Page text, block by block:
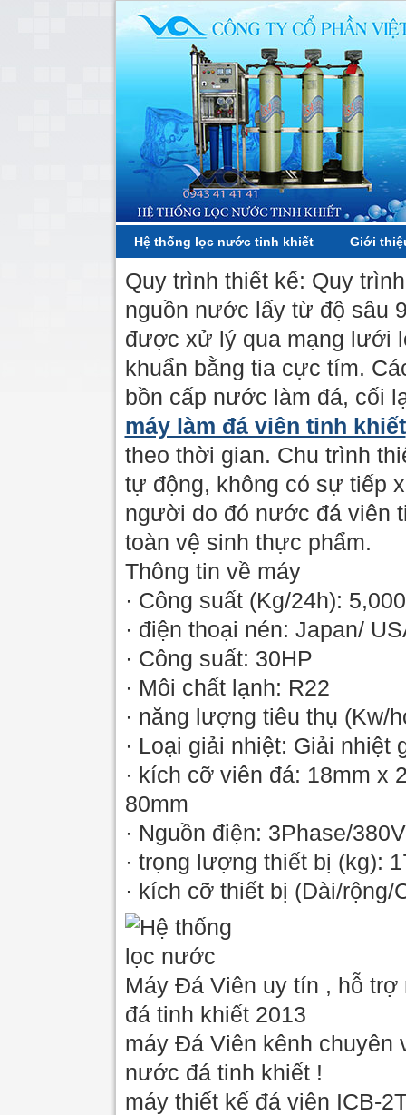
Hệ thống lọc nước tinh khiết Giới
Quy trình thiết kế: Quy
nguồn nước lấy từ độ sâu
được xử lý qua mạng lưới
khuẩn bằng tia cực tím.
bồn cấp nước làm đá, cối
máy làm đá viên tinh khiết
theo thời gian. Chu trình
tự động, không có sự tiếp
người do đó nước đá viên
toàn vệ sinh thực phẩm.
Thông tin về máy
· Công suất (Kg/24h): 5,000
· điện thoại nén: Japan/
· Công suất: 30HP
· Môi chất lạnh: R22
· năng lượng tiêu thụ (Kw/
· Loại giải nhiệt: Giải nhiệt
· kích cỡ viên đá: 18mm x
80mm
· Nguồn điện: 3Phase/
· trọng lượng thiết bị (kg):
· kích cỡ thiết bị (Dài/
Máy Đá Viên uy tín , hỗ
đá tinh khiết 2013
máy Đá Viên kênh chuyên
nước đá tinh khiết !
máy thiết kế đá viên ICB-